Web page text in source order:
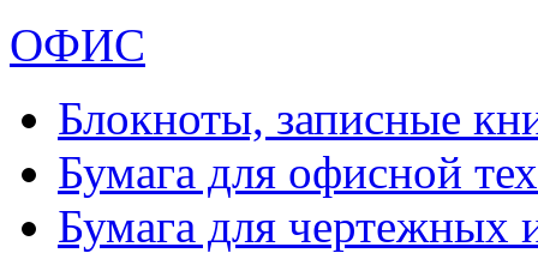
ОФИС
Блокноты, записные
Бумага для офисной
Бумага для чертежных